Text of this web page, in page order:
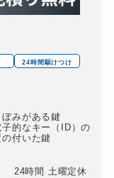
6,600円～（税込）
9,900円～（税込）
円～（税込）
24時間駆けつけ
みがある鍵
的なキー（ID）の
付いた鍵
24時間 土曜定休